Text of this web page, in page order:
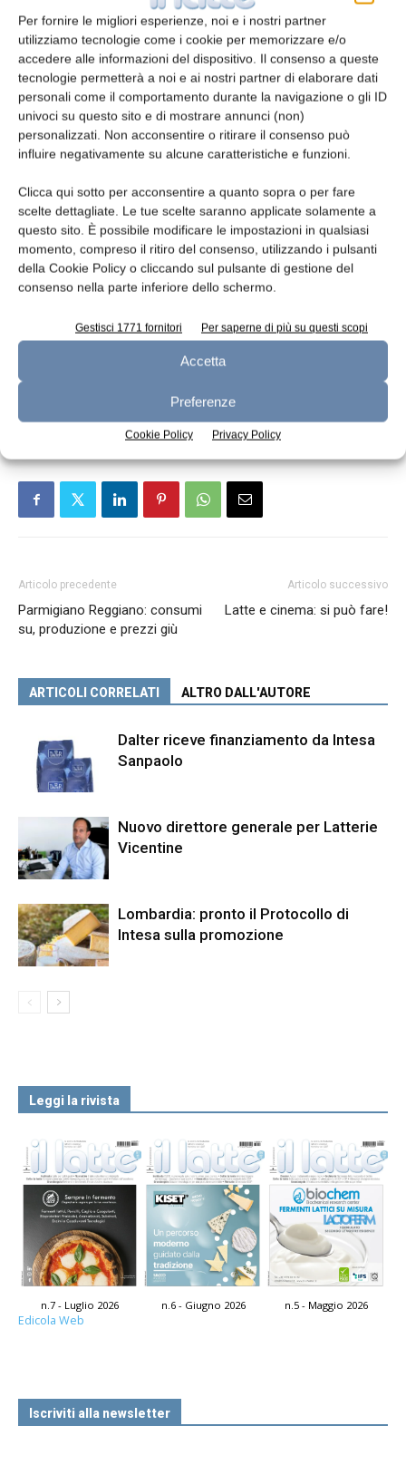
Per fornire le migliori esperienze, noi e i nostri partner
utilizziamo tecnologie come i cookie per memorizzare e/o
accedere alle informazioni del dispositivo. Il consenso a queste
tecnologie permetterà a noi e ai nostri partner di elaborare dati
personali come il comportamento durante la navigazione o gli ID
univoci su questo sito e di mostrare annunci (non)
personalizzati. Non acconsentire o ritirare il consenso può
influire negativamente su alcune caratteristiche e funzioni.
Clicca qui sotto per acconsentire a quanto sopra o per fare
scelte dettagliate. Le tue scelte saranno applicate solamente a
questo sito. È possibile modificare le impostazioni in qualsiasi
momento, compreso il ritiro del consenso, utilizzando i pulsanti
della Cookie Policy o cliccando sul pulsante di gestione del
consenso nella parte inferiore dello schermo.
Gestisci 1771 fornitori Per saperne di più su questi scopi
Accetta
Preferenze
Cookie Policy Privacy Policy
ha inoltre ottenuto la certificazione Sa8000 per l’eticità delle
relazioni con i propri dipendenti;
La valorizzazione delle produzioni locali: l’80% del latte utilizzato
dall’azienda è raccolto in un raggio di 50 km e il 90% di quello
acquistato è di origine piemontese;
Il sostegno alla ricerca e alla sperimentazione, con l’obiettivo di
diffondere la cultura ed i valori di una filiera del latte buona,
giusta e sicura;
L’attenzione alla dimensione ambientale, dimostrata in
particolare con la realizzazione di un nuovo impianto per il
trattamento delle acque reflue.
latte in polvere
Articolo precedente
Parmigiano Reggiano: consumi
su, produzione e prezzi giù
Articolo successivo
Latte e cinema: si può fare!
ARTICOLI CORRELATI ALTRO DALL'AUTORE
Dalter riceve finanziamento da Intesa
Sanpaolo
Nuovo direttore generale per Latterie
Vicentine
Lombardia: pronto il Protocollo di
Intesa sulla promozione
Leggi la rivista
n.7 - Luglio 2026 n.6 - Giugno 2026 n.5 - Maggio 2026
Edicola Web
Iscriviti alla newsletter